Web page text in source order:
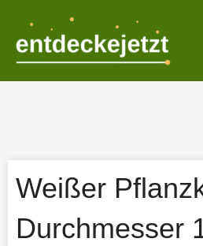
springen
Weißer
Durchmesser